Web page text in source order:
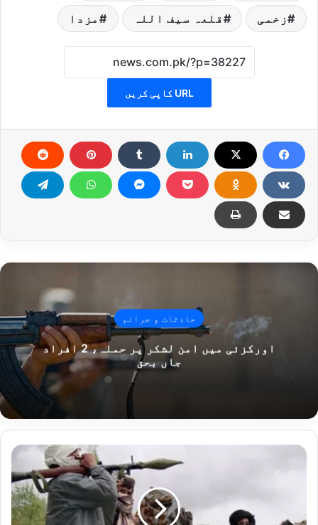
زخمی قلعہ سیف اللہ مزدا
URL کاپی کریں
حادثات و جرائم
اورکزئی میں امن لشکر پر حملہ، 2 افراد
جاں بحق
دہشتگردوں